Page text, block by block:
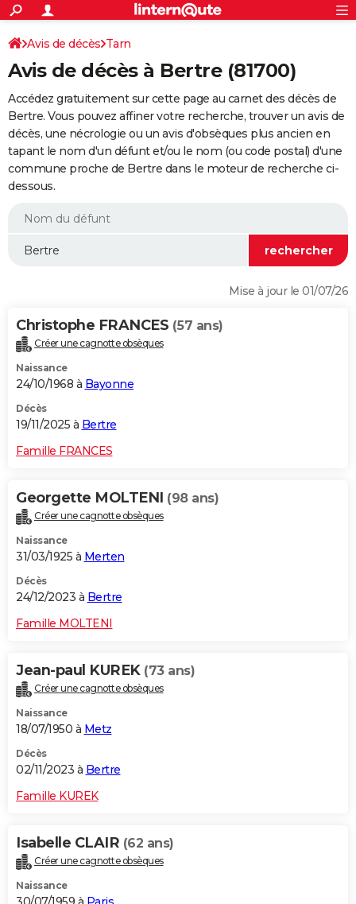
ACTUALITÉS
Politique
Société
Faits Divers
Education
Monde
Villes
+
SPORT
Coupe du monde 2026
Football
Tennis
Cyclisme
Rugby
Forum
Programme TV
TNT
Streaming
Cinéma
Sorties cinéma
Musique
+
FINANCE
Retraite
Epargne
Immobilier
Risques naturels par ville
Assurance
AUTO
Essais
Réserver un essai
Citadines
Berlines
SUV
Forum auto
+
HIGH-TECH
BRICOLAGE
WEEK-END
Alimentation
Guide de la santé
Maladies
Médicaments
Sommeil
VOYAGE
Destinations
City break
Voyage nature
Voyage de noces
Forum
Climat
+PHOTO
GUIDES D'ACHAT
Carte de Noël
Carte Bonne année
Carte Saint-Valentin
Carte Pâques
Carte d'anniversaire
DICTIONNAIRE
Dictionnaire
Biographies
Citations
Expressions
Proverbes
PROGRAMME TV
S'inscrire
Se connecter
Lycées
Collèges
Primaires
Universités
Entreprises
Service militaire
Avis de recherche
AVIS DE DÉCÈS
FORUM
Avis de décès Tarn
Avis de décès à Bertre (81700)
Accédez gratuitement sur cette page au carnet des décès de
Bertre. Vous pouvez affiner votre recherche, trouver un avis de
décès, une nécrologie ou un avis d'obsèques plus ancien en
tapant le nom d'un défunt et/ou le nom (ou code postal) d'une
commune proche de Bertre dans le moteur de recherche ci-
dessous.
Mise à jour le 01/07/26
Christophe FRANCES (57 ans)
Créer une cagnotte obsèques
Naissance
24/10/1968 à Bayonne
Décès
19/11/2025 à Bertre
Famille FRANCES
Georgette MOLTENI (98 ans)
Créer une cagnotte obsèques
Naissance
31/03/1925 à Merten
Décès
24/12/2023 à Bertre
Famille MOLTENI
Jean-paul KUREK (73 ans)
Créer une cagnotte obsèques
Naissance
18/07/1950 à Metz
Décès
02/11/2023 à Bertre
Famille KUREK
Isabelle CLAIR (62 ans)
Créer une cagnotte obsèques
Naissance